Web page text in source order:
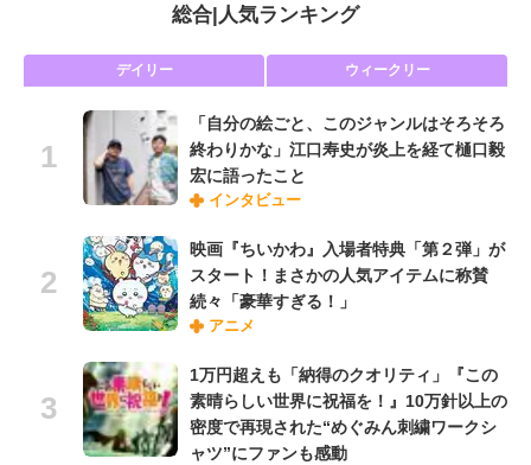
総合 人気ランキング
デイリー ウィークリー
「自分の絵ごと、このジャンルはそろそろ
終わりかな」江口寿史が炎上を経て樋口毅
宏に語ったこと
インタビュー
映画『ちいかわ』入場者特典「第２弾」が
スタート！まさかの人気アイテムに称賛
続々「豪華すぎる！」
アニメ
1万円超えも「納得のクオリティ」『この
素晴らしい世界に祝福を！』10万針以上の
密度で再現された“めぐみん刺繍ワークシ
ャツ”にファンも感動